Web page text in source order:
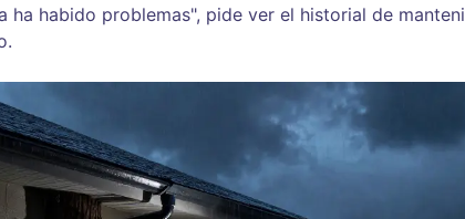
ha habido problemas", pide ver el historial de